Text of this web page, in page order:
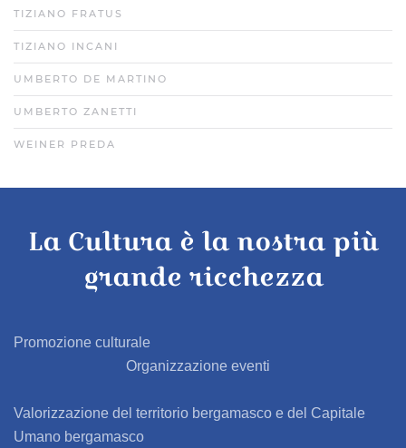
TIZIANO FRATUS
TIZIANO INCANI
UMBERTO DE MARTINO
UMBERTO ZANETTI
WEINER PREDA
La Cultura è la nostra più
grande ricchezza
Promozione culturale
Organizzazione eventi
Valorizzazione del territorio bergamasco e del Capitale
Umano bergamasco